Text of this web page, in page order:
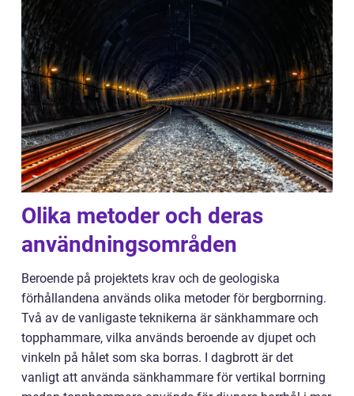
Olika metoder och deras
användningsområden
Beroende på projektets krav och de geologiska
förhållandena används olika metoder för bergborrning.
Två av de vanligaste teknikerna är sänkhammare och
topphammare, vilka används beroende av djupet och
vinkeln på hålet som ska borras. I dagbrott är det
vanligt att använda sänkhammare för vertikal borrning